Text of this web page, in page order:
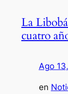
La
cuatro
Ago
en